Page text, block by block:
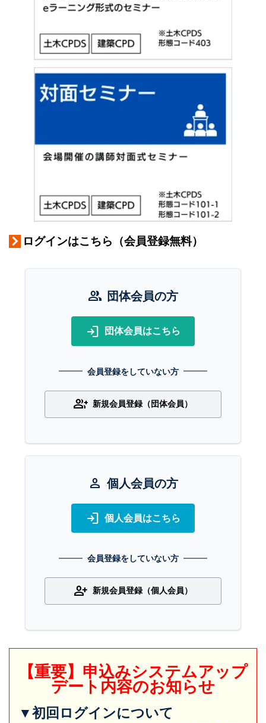
ログインはこちら（会員登録無料）
group 団体会員の方
login 団体会員はこちら
会員登録をしていない方
group_add 新規会員登録（団体会員）
person 個人会員の方
login 個人会員はこちら
会員登録をしていない方
person_add 新規会員登録（個人会員）
【重要】申込みシステムアップ
デート内容のお知らせ
▼初回ログインについて